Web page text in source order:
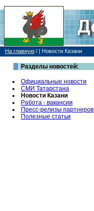
На главную / | Новости Казани
Разделы новостей:
Официальные новости
СМИ Татарстана
Новости Казани
Работа - вакансии
Пресс-релизы партнеров
Полезные статьи